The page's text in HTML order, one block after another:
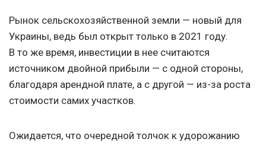
Рынок сельскохозяйственной земли — новый для
Украины, ведь был открыт только в 2021 году.
В то же время, инвестиции в нее считаются
источником двойной прибыли — с одной стороны,
благодаря арендной плате, а с другой — из-за роста
стоимости самих участков.
Ожидается, что очередной толчок к удорожанию